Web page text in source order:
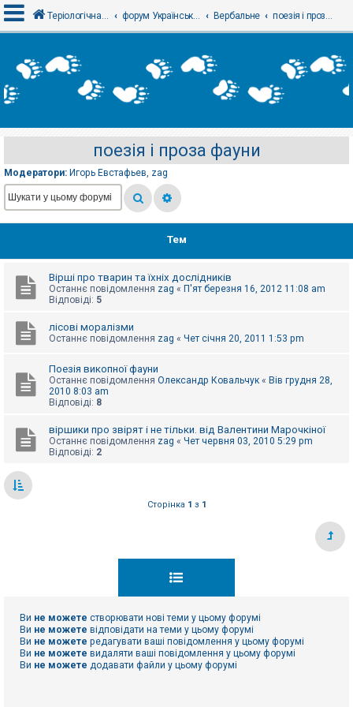
х
і
е
є
с
т
р
а
Т
м
б
в
д
в
д
й
Теріологічна школа форум Українського теріологічного товариства Вербальне поезія і проза фауни
поезія і проза фауни
Модератори: Игорь Евстафьев, zag
Тем
Вірші про тварин та їхніх дослідників
Останнє повідомлення zag « П'ят березня 16, 2012 11:08 am
Відповіді: 5
лісові моралізми
Останнє повідомлення zag « Чет січня 20, 2011 1:53 pm
Поезія викопної фауни
Останнє повідомлення Олександр Ковальчук « Вів грудня 28,
2010 8:03 am
Відповіді: 8
віршики про звірят і не тільки. від Валентини Марочкіної
Останнє повідомлення zag « Чет червня 03, 2010 5:29 pm
Відповіді: 2
Сторінка 1 з 1
Ви не можете створювати нові теми у цьому форумі
Ви не можете відповідати на теми у цьому форумі
Ви не можете редагувати ваші повідомлення у цьому форумі
Ви не можете видаляти ваші повідомлення у цьому форумі
Ви не можете додавати файли у цьому форумі